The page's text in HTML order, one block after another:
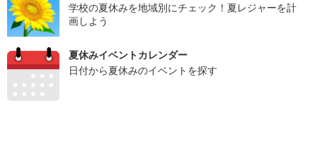
学校の夏休みを地域別にチェック！夏レジャーを計
画しよう
夏休みイベントカレンダー
日付から夏休みのイベントを探す